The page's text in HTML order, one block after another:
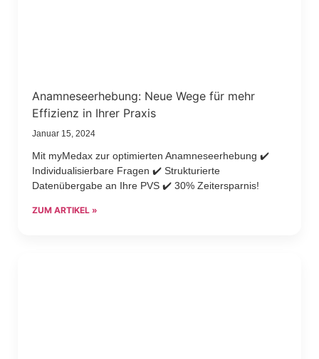
Anamneseerhebung: Neue Wege für mehr
Effizienz in Ihrer Praxis
Januar 15, 2024
Mit myMedax zur optimierten Anamneseerhebung ✔️
Individualisierbare Fragen ✔️ Strukturierte
Datenübergabe an Ihre PVS ✔️ 30% Zeitersparnis!
ZUM ARTIKEL »